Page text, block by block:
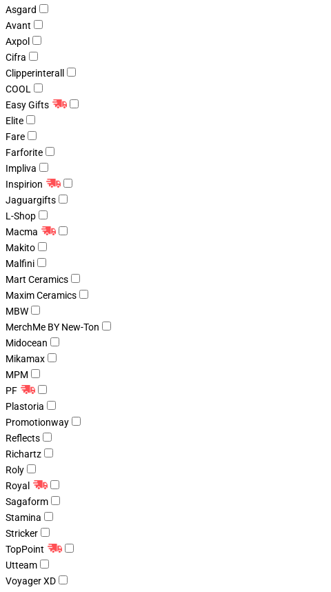
Asgard
Avant
Axpol
Cifra
Clipperinterall
COOL
Easy Gifts
Elite
Fare
Farforite
Impliva
Inspirion
Jaguargifts
L-Shop
Macma
Makito
Malfini
Mart Ceramics
Maxim Ceramics
MBW
MerchMe BY New-Ton
Midocean
Mikamax
MPM
PF
Plastoria
Promotionway
Reflects
Richartz
Roly
Royal
Sagaform
Stamina
Stricker
TopPoint
Utteam
Voyager XD